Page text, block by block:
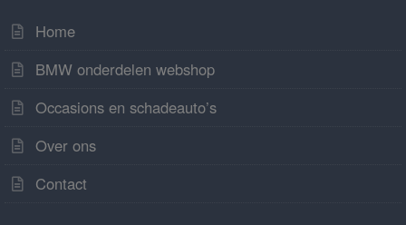
Home
BMW onderdelen webshop
Occasions en schadeauto’s
Over ons
Contact